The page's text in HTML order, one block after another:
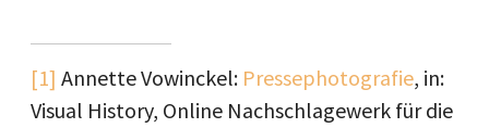
[1] Annette Vowinckel: Pressephotografie, in:
Visual History, Online Nachschlagewerk für die